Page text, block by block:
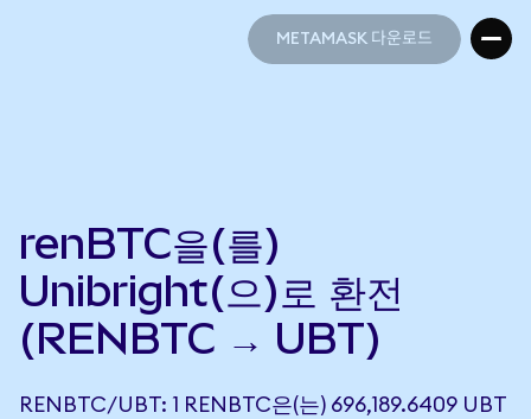
METAMASK 다운로드
renBTC을(를)
Unibright(으)로 환전
(RENBTC → UBT)
RENBTC/UBT: 1 RENBTC은(는) 696,189.6409 UBT